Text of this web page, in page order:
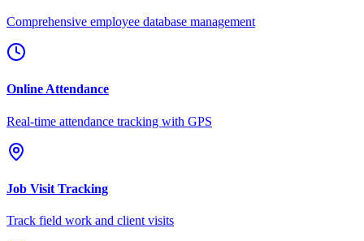
Comprehensive employee database management
Online Attendance
Real-time attendance tracking with GPS
Job Visit Tracking
Track field work and client visits